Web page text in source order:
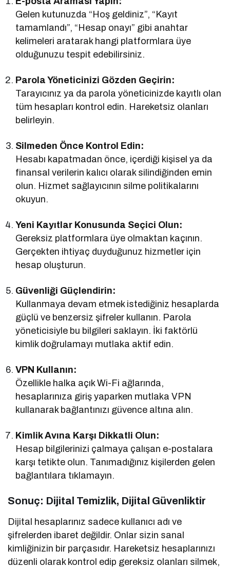
Gelen kutunuzda “Hoş geldiniz”, “Kayıt
tamamlandı”, “Hesap onayı” gibi anahtar
kelimeleri aratarak hangi platformlara üye
olduğunuzu tespit edebilirsiniz.
Parola Yöneticinizi Gözden Geçirin:
Tarayıcınız ya da parola yöneticinizde kayıtlı olan
tüm hesapları kontrol edin. Hareketsiz olanları
belirleyin.
Silmeden Önce Kontrol Edin:
Hesabı kapatmadan önce, içerdiği kişisel ya da
finansal verilerin kalıcı olarak silindiğinden emin
olun. Hizmet sağlayıcının silme politikalarını
okuyun.
Yeni Kayıtlar Konusunda Seçici Olun:
Gereksiz platformlara üye olmaktan kaçının.
Gerçekten ihtiyaç duyduğunuz hizmetler için
hesap oluşturun.
Güvenliği Güçlendirin:
Kullanmaya devam etmek istediğiniz hesaplarda
güçlü ve benzersiz şifreler kullanın. Parola
yöneticisiyle bu bilgileri saklayın. İki faktörlü
kimlik doğrulamayı mutlaka aktif edin.
VPN Kullanın:
Özellikle halka açık Wi-Fi ağlarında,
hesaplarınıza giriş yaparken mutlaka VPN
kullanarak bağlantınızı güvence altına alın.
Kimlik Avına Karşı Dikkatli Olun:
Hesap bilgilerinizi çalmaya çalışan e-postalara
karşı tetikte olun. Tanımadığınız kişilerden gelen
bağlantılara tıklamayın.
Sonuç: Dijital Temizlik, Dijital Güvenliktir
Dijital hesaplarınız sadece kullanıcı adı ve
şifrelerden ibaret değildir. Onlar sizin sanal
kimliğinizin bir parçasıdır. Hareketsiz hesaplarınızı
düzenli olarak kontrol edip gereksiz olanları silmek,